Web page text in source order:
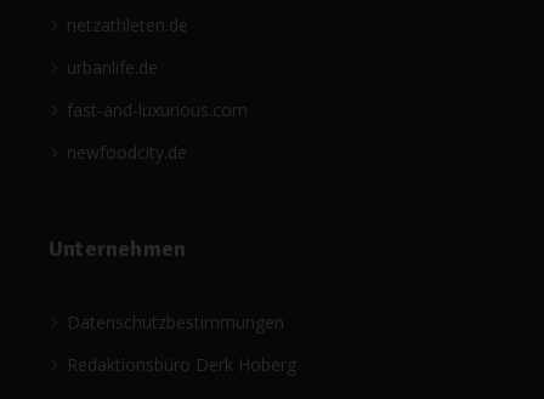
netzathleten.de
urbanlife.de
fast-and-luxurious.com
newfoodcity.de
Unternehmen
Datenschutzbestimmungen
Redaktionsbüro Derk Hoberg